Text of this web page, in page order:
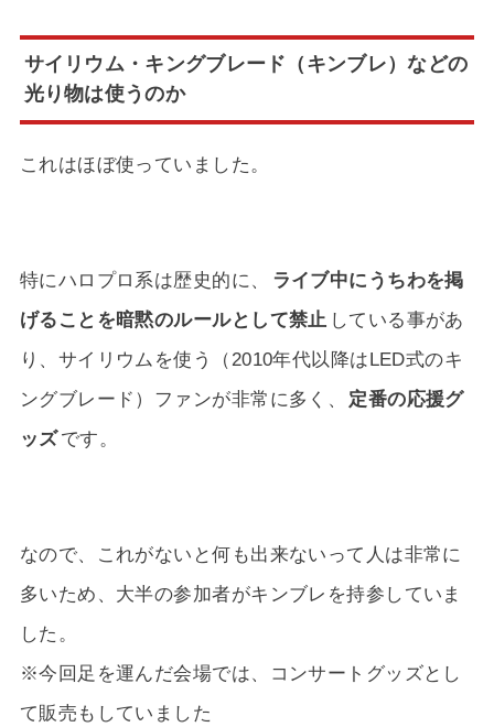
サイリウム・キングブレード（キンブレ）などの
光り物は使うのか
これはほぼ使っていました。
特にハロプロ系は歴史的に、
ライブ中にうちわを掲
げることを暗黙のルールとして禁止 している事があ
り、サイリウムを使う（2010年代以降はLED式のキ
ングブレード）ファンが非常に多く、
定番の応援グ
ッズです。
なので、これがないと何も出来ないって人は非常に
多いため、大半の参加者がキンブレを持参していま
した。
※今回足を運んだ会場では、コンサートグッズとし
て販売もしていました